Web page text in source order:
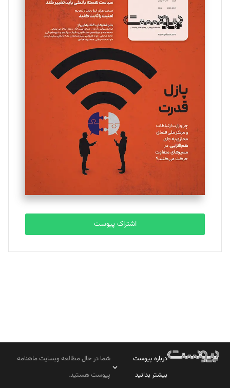
تحریریه
مینا پاکدل
یسنا امان‌پور
تحریریه
ملینا جعفری
تحریریه
مصطفی مسجدی آرانی
تحریریه
بابک نقاش
تحریریه
اشتراک پیوست
درباره پیوست
بیشتر بدانید
شما در حال مطالعه وبسایت ماهنامه
پیوست هستید.